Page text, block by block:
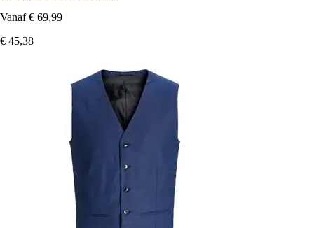
Vanaf € 69,99
€ 45,38